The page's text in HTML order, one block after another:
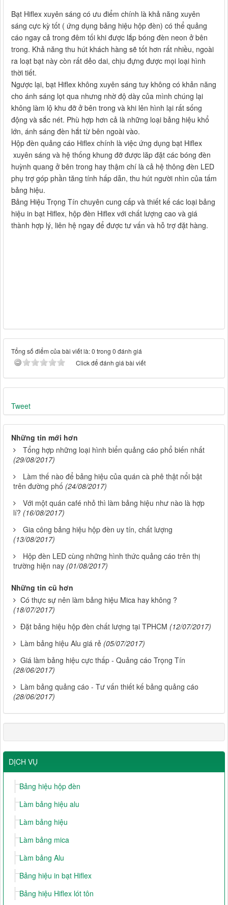
Bạt Hiflex xuyên sáng có ưu điểm chính là khả năng xuyên
sáng cực kỳ tốt ( ứng dụng bảng hiệu hộp đèn) có thể quảng
cáo ngay cả trong đêm tối khi được lắp bóng đèn neon ở bên
trong. Khả năng thu hút khách hàng sẽ tốt hơn rất nhiều, ngoài
ra loạt bạt này còn rất dẻo dai, chịu đựng được mọi loại hình
thời tiết.
Ngược lại, bạt Hiflex không xuyên sáng tuy không có khản năng
cho ánh sáng lọt qua nhưng nhờ độ dày của mình chúng lại
không làm lộ khu đỡ ở bên trong và khi lên hình lại rất sống
động và sắc nét. Phù hợp hơn cả là những loại bảng hiệu khổ
lớn, ánh sáng đèn hắt từ bên ngoài vào.
Hộp đèn quảng cáo Hiflex chính là việc ứng dụng bạt Hiflex
xuyên sáng và hệ thống khung đỡ được lăp đặt các bóng đèn
huỳnh quang ở bên trong hay thậm chí là cả hệ thông đèn LED
phụ trợ góp phần tăng tính hấp dẫn, thu hút người nhìn của tấm
bảng hiệu.
Bảng Hiệu Trọng Tín chuyên cung cấp và thiết kế các loại bảng
hiệu in bạt Hiflex, hộp đèn Hiflex với chất lượng cao và giá
thành hợp lý, liên hệ ngay để được tư vấn và hỗ trợ đặt hàng.
Tổng số điểm của bài viết là: 0 trong 0 đánh giá
Click để đánh giá bài viết
Tweet
Những tin mới hơn
Tổng hợp những loại hình biển quảng cáo phổ biến nhất
(29/08/2017)
Làm thế nào để bảng hiệu của quán cà phê thật nổi bật
trên đường phố (24/08/2017)
Với một quán café nhỏ thì làm bảng hiệu như nào là hợp
lí? (16/08/2017)
Gia công bảng hiệu hộp đèn uy tín, chất lượng
(13/08/2017)
Hộp đèn LED cùng những hình thức quảng cáo trên thị
trường hiện nay (01/08/2017)
Những tin cũ hơn
Có thực sự nên làm bảng hiệu Mica hay không ?
(18/07/2017)
Đặt bảng hiệu hộp đèn chất lượng tại TPHCM (12/07/2017)
Làm bảng hiệu Alu giá rẻ (05/07/2017)
Giá làm bảng hiệu cực thấp - Quảng cáo Trọng Tín
(28/06/2017)
Làm bảng quảng cáo - Tư vấn thiết kế bảng quảng cáo
(28/06/2017)
DỊCH VỤ
Bảng hiệu hộp đèn
Làm bảng hiệu alu
Làm bảng hiệu
Làm bảng mica
Làm bảng Alu
Bảng hiệu in bạt Hiflex
Bảng hiệu Hiflex lót tôn